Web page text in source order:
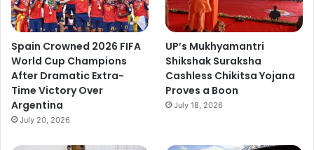
Spain Crowned 2026 FIFA
World Cup Champions
After Dramatic Extra-
Time Victory Over
Argentina
July 20, 2026
UP’s Mukhyamantri
Shikshak Suraksha
Cashless Chikitsa Yojana
Proves a Boon
July 18, 2026